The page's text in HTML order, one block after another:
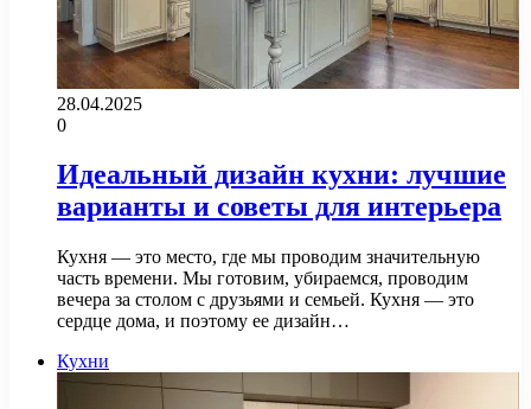
28.04.2025
0
Идеальный дизайн кухни: лучшие
варианты и советы для интерьера
Кухня — это место, где мы проводим значительную
часть времени. Мы готовим, убираемся, проводим
вечера за столом с друзьями и семьей. Кухня — это
сердце дома, и поэтому ее дизайн…
Кухни